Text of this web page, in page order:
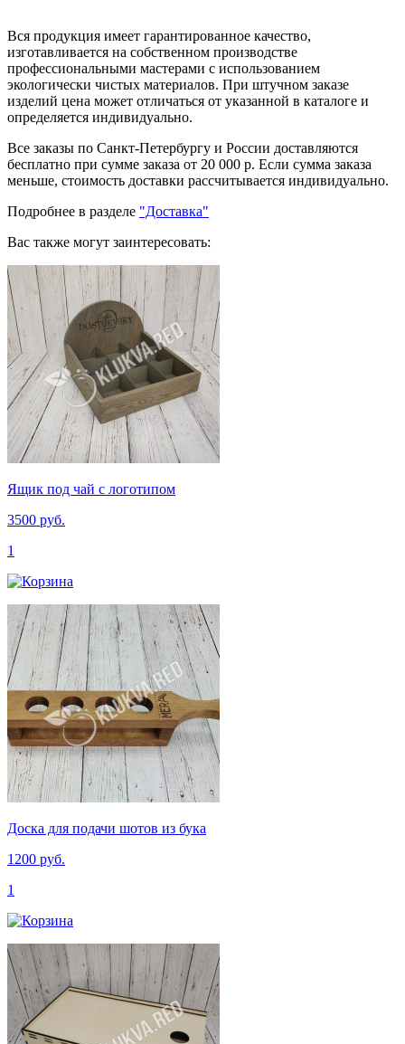
Вся продукция имеет гарантированное качество,
изготавливается на собственном производстве
профессиональными мастерами с использованием
экологически чистых материалов. При штучном заказе
изделий цена может отличаться от указанной в каталоге и
определяется индивидуально.
Все заказы по Санкт-Петербургу и России доставляются
бесплатно при сумме заказа от 20 000 р. Если сумма заказа
меньше, стоимость доставки рассчитывается индивидуально.
Подробнее в разделе "Доставка"
Вас также могут заинтересовать:
Ящик под чай с логотипом
3500 руб.
1
Доска для подачи шотов из бука
1200 руб.
1